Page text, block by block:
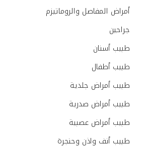
أمراض المفاصل والروماتيزم
جراحين
طبيب أسنان
طبيب أطفال
طبيب أمراض جلدية
طبيب أمراض صدرية
طبيب أمراض عصبية
طبيب أنف واذن وحنجرة